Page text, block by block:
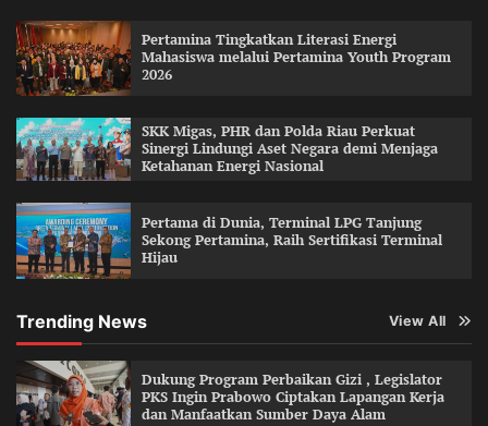
Pertamina Tingkatkan Literasi Energi
Mahasiswa melalui Pertamina Youth Program
2026
SKK Migas, PHR dan Polda Riau Perkuat
Sinergi Lindungi Aset Negara demi Menjaga
Ketahanan Energi Nasional
Pertama di Dunia, Terminal LPG Tanjung
Sekong Pertamina, Raih Sertifikasi Terminal
Hijau
Trending News View All
Dukung Program Perbaikan Gizi , Legislator
PKS Ingin Prabowo Ciptakan Lapangan Kerja
dan Manfaatkan Sumber Daya Alam